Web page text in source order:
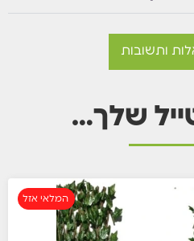
ותשובות
שלך…
המלאי אזל